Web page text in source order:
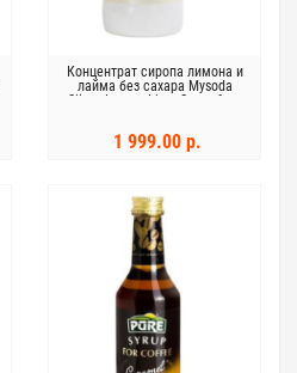
Концентрат сиропа лимона и
лайма без сахара Mysoda
Siirup Lemon Lime Sugar free
1 999.00 р.